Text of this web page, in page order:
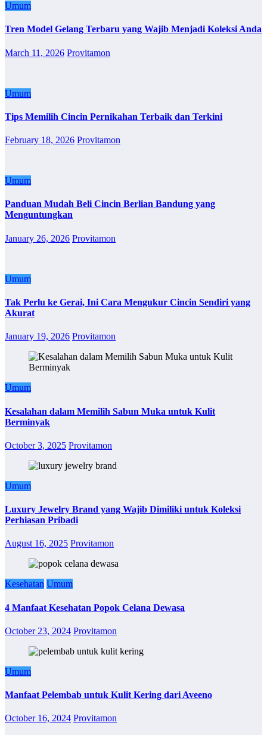
Umum
Tren Model Gelang Terbaru yang Wajib Menjadi Koleksi Anda
March 11, 2026 Provitamon
Umum
Tips Memilih Cincin Pernikahan Terbaik dan Terkini
February 18, 2026 Provitamon
Umum
Panduan Mudah Beli Cincin Berlian Bandung yang
Menguntungkan
January 26, 2026 Provitamon
Umum
Tak Perlu ke Gerai, Ini Cara Mengukur Cincin Sendiri yang
Akurat
January 19, 2026 Provitamon
Umum
Kesalahan dalam Memilih Sabun Muka untuk Kulit
Berminyak
October 3, 2025 Provitamon
Umum
Luxury Jewelry Brand yang Wajib Dimiliki untuk Koleksi
Perhiasan Pribadi
August 16, 2025 Provitamon
Kesehatan Umum
4 Manfaat Kesehatan Popok Celana Dewasa
October 23, 2024 Provitamon
Umum
Manfaat Pelembab untuk Kulit Kering dari Aveeno
October 16, 2024 Provitamon